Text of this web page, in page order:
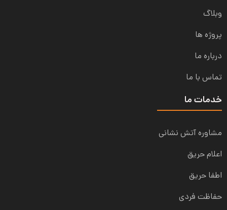
وبلاگ
پروژه ها
درباره ما
تماس با ما
خدمات ما
مشاوره آتش نشانی
اعلام حریق
اطفا حریق
حفاظت فردی